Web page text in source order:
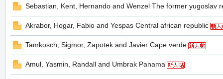
Sebastian, Kent, Hernando and Wenzel The former yugoslav
Akrabor, Hogar, Fabio and Yespas Central african republic
Tamkosch, Sigmor, Zapotek and Javier Cape verde
Amul, Yasmin, Randall and Umbrak Panama